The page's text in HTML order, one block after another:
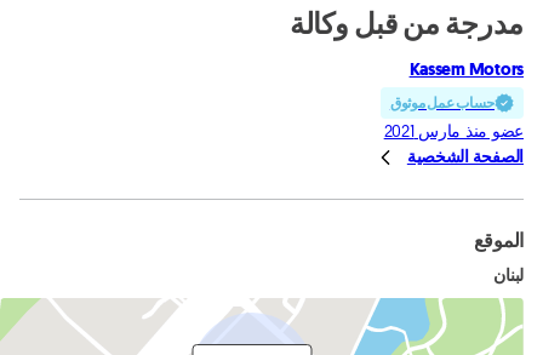
مدرجة من قبل وكالة
Kassem Motors
حساب عمل موثوق
عضو منذ مارس 2021
الصفحة الشخصية
الموقع
لبنان